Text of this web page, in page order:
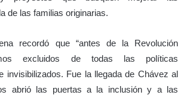
de las familias originarias.
recordó que “antes de la Revolución
excluidos de todas las políticas
invisibilizados. Fue la llegada de Chávez al
abrió las puertas a la inclusión y a las